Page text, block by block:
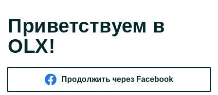
Приветствуем в
OLX!
Продолжить через Facebook